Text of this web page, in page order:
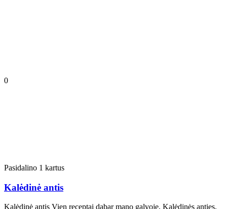
0
Pasidalino 1 kartus
Kalėdinė antis
Kalėdinė antis Vien receptai dabar mano galvoje, Kalėdinės anties,